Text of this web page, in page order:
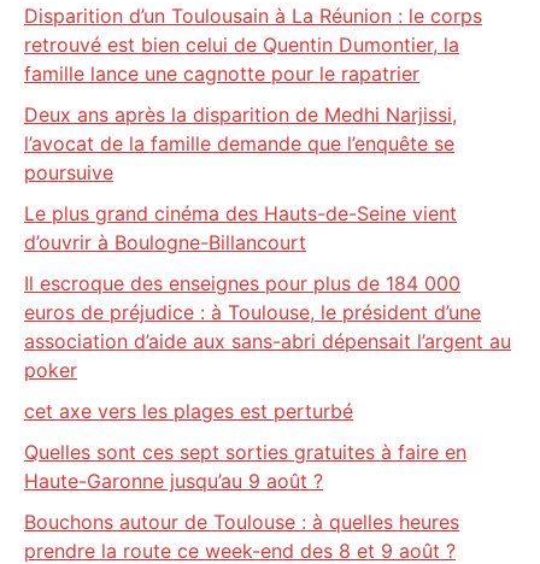
Disparition d’un Toulousain à La Réunion : le corps
retrouvé est bien celui de Quentin Dumontier, la
famille lance une cagnotte pour le rapatrier
Deux ans après la disparition de Medhi Narjissi,
l’avocat de la famille demande que l’enquête se
poursuive
Le plus grand cinéma des Hauts-de-Seine vient
d’ouvrir à Boulogne-Billancourt
Il escroque des enseignes pour plus de 184 000
euros de préjudice : à Toulouse, le président d’une
association d’aide aux sans-abri dépensait l’argent au
poker
cet axe vers les plages est perturbé
Quelles sont ces sept sorties gratuites à faire en
Haute-Garonne jusqu’au 9 août ?
Bouchons autour de Toulouse : à quelles heures
prendre la route ce week-end des 8 et 9 août ?